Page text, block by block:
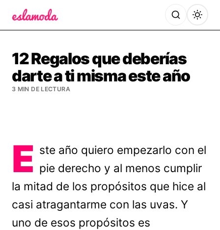
12 Regalos que deberías
darte a ti misma este año
3 MIN DE LECTURA
E ste año quiero empezarlo con el
pie derecho y al menos cumplir
la mitad de los propósitos que hice al
casi atragantarme con las uvas. Y
uno de esos propósitos es